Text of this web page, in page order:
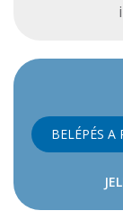
BELÉPÉS A